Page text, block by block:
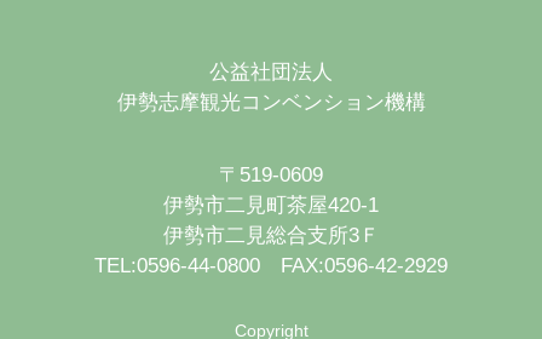
公益社団法人
伊勢志摩観光コンベンション機構
〒519-0609
伊勢市二見町茶屋420-1
伊勢市二見総合支所3Ｆ
TEL:0596-44-0800 FAX:0596-42-2929
Copyright